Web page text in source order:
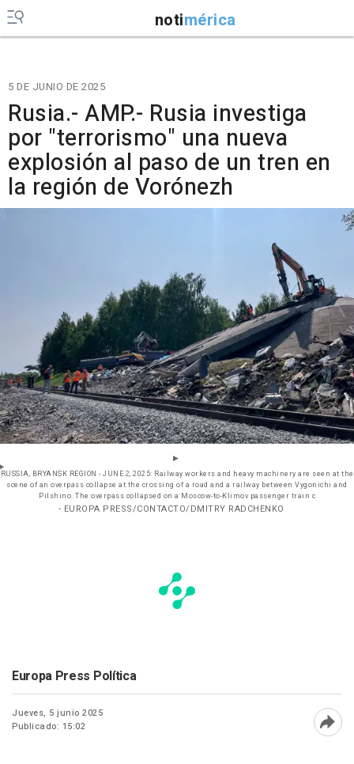
notimérica
5 DE JUNIO DE 2025
Rusia.- AMP.- Rusia investiga
por "terrorismo" una nueva
explosión al paso de un tren en
la región de Vorónezh
RUSSIA, BRYANSK REGION - JUNE 2, 2025: Railway workers and heavy machinery are seen at the
scene of an overpass collapse at the crossing of a road and a railway between Vygonichi and
Pilshino. The overpass collapsed on a Moscow-to-Klimov passenger train c
- EUROPA PRESS/CONTACTO/DMITRY RADCHENKO
Europa Press Política
Jueves, 5 junio 2025
Publicado: 15:02